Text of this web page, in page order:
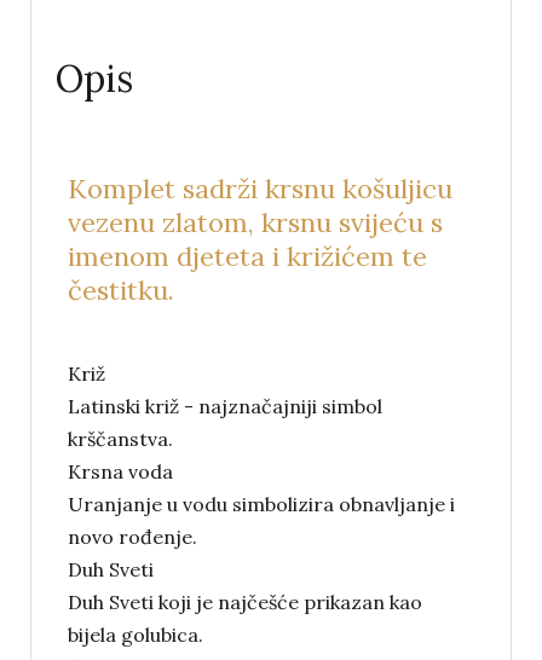
Opis
Komplet sadrži krsnu košuljicu
vezenu zlatom, krsnu svijeću s
imenom djeteta i križićem te
čestitku.
Križ
Latinski križ - najznačajniji simbol
krščanstva.
Krsna voda
Uranjanje u vodu simbolizira obnavljanje i
novo rođenje.
Duh Sveti
Duh Sveti koji je najčešće prikazan kao
bijela golubica.